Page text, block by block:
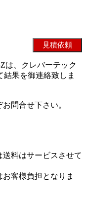
は、クレバーテック
結果を御連絡致しま
問合せ下さい。
料はサービスさせて
客様負担となりま